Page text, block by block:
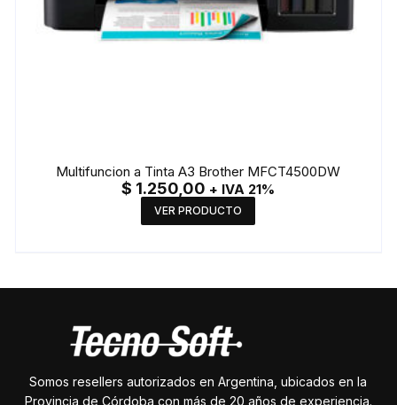
Multifuncion a Tinta A3 Brother MFCT4500DW
$ 1.250,00 + IVA 21%
VER PRODUCTO
Somos resellers autorizados en Argentina, ubicados en la
Provincia de Córdoba con más de 20 años de experiencia.